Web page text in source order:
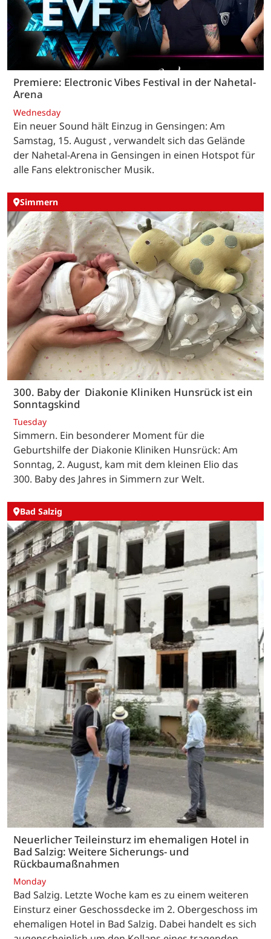
Premiere: Electronic Vibes Festival in der Nahetal-
Arena
Wednesday
Ein neuer Sound hält Einzug in Gensingen: Am
Samstag, 15. August , verwandelt sich das Gelände
der Nahetal-Arena in Gensingen in einen Hotspot für
alle Fans elektronischer Musik.
Simmern
300. Baby der Diakonie Kliniken Hunsrück ist ein
Sonntagskind
Tuesday
Simmern. Ein besonderer Moment für die
Geburtshilfe der Diakonie Kliniken Hunsrück: Am
Sonntag, 2. August, kam mit dem kleinen Elio das
300. Baby des Jahres in Simmern zur Welt.
Bad Salzig
Neuerlicher Teileinsturz im ehemaligen Hotel in
Bad Salzig: Weitere Sicherungs- und
Rückbaumaßnahmen
Monday
Bad Salzig. Letzte Woche kam es zu einem weiteren
Einsturz einer Geschossdecke im 2. Obergeschoss im
ehemaligen Hotel in Bad Salzig. Dabei handelt es sich